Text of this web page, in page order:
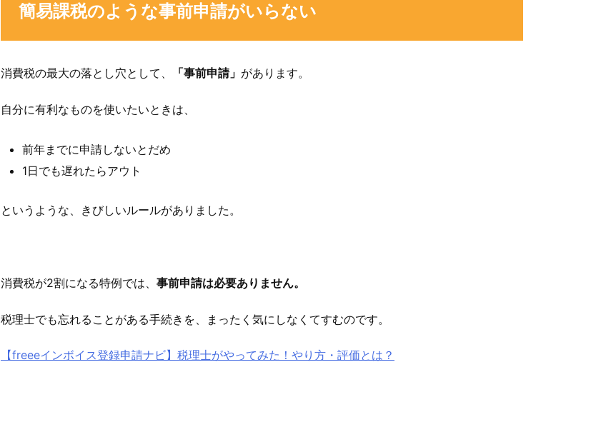
簡易課税のような事前申請がいらない
消費税の最大の落とし穴として、 「事前申請」 があります。
自分に有利なものを使いたいときは、
前年までに申請しないとだめ
1日でも遅れたらアウト
というような、きびしいルールがありました。
消費税が2割になる特例では、 事前申請は必要ありません。
税理士でも忘れることがある手続きを、まったく気にしなくてすむのです。
【freeeインボイス登録申請ナビ】税理士がやってみた！やり方・評価とは？